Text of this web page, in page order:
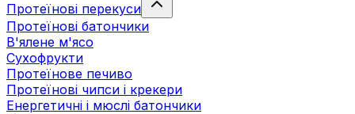
Протеїнові перекуси
Протеїнові батончики
В'ялене м'ясо
Сухофрукти
Протеїнове печиво
Протеїнові чипси і крекери
Енергетичні і мюслі батончики